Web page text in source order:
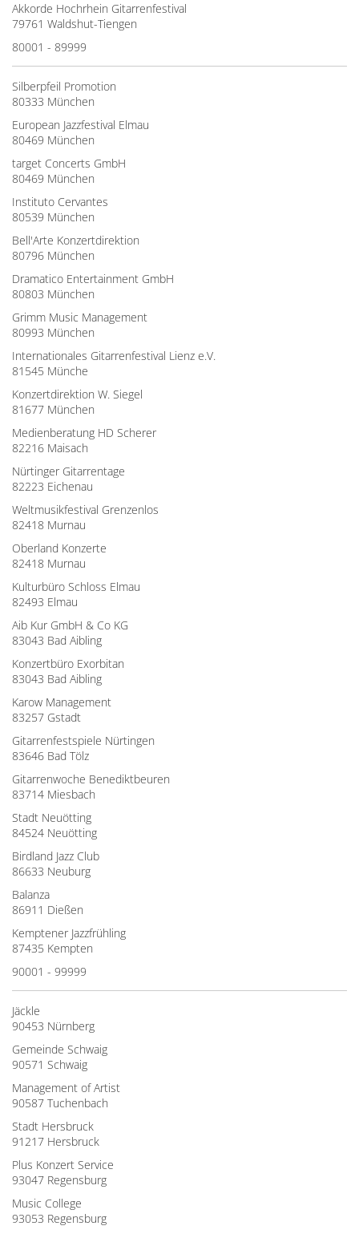
Akkorde Hochrhein Gitarrenfestival
79761 Waldshut-Tiengen
80001 - 89999
Silberpfeil Promotion
80333 München
European Jazzfestival Elmau
80469 München
target Concerts GmbH
80469 München
Instituto Cervantes
80539 München
Bell'Arte Konzertdirektion
80796 München
Dramatico Entertainment GmbH
80803 München
Grimm Music Management
80993 München
Internationales Gitarrenfestival Lienz e.V.
81545 Münche
Konzertdirektion W. Siegel
81677 München
Medienberatung HD Scherer
82216 Maisach
Nürtinger Gitarrentage
82223 Eichenau
Weltmusikfestival Grenzenlos
82418 Murnau
Oberland Konzerte
82418 Murnau
Kulturbüro Schloss Elmau
82493 Elmau
Aib Kur GmbH & Co KG
83043 Bad Aibling
Konzertbüro Exorbitan
83043 Bad Aibling
Karow Management
83257 Gstadt
Gitarrenfestspiele Nürtingen
83646 Bad Tölz
Gitarrenwoche Benediktbeuren
83714 Miesbach
Stadt Neuötting
84524 Neuötting
Birdland Jazz Club
86633 Neuburg
Balanza
86911 Dießen
Kemptener Jazzfrühling
87435 Kempten
90001 - 99999
Jäckle
90453 Nürnberg
Gemeinde Schwaig
90571 Schwaig
Management of Artist
90587 Tuchenbach
Stadt Hersbruck
91217 Hersbruck
Plus Konzert Service
93047 Regensburg
Music College
93053 Regensburg